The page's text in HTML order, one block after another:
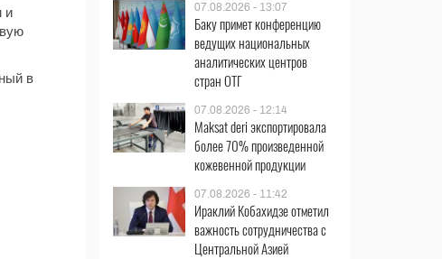
и
в
07.08.2026 - 13:07
Баку примет конференцию
ведущих национальных
аналитических центров
стран ОТГ
07.08.2026 - 12:14
Maksat deri экспортировала
более 70% произведенной
кожевенной продукции
07.08.2026 - 11:42
Ираклий Кобахидзе отметил
важность сотрудничества с
Центральной Азией